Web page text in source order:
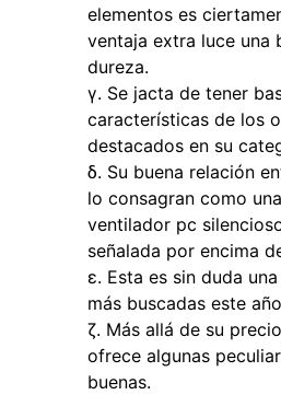
elementos es
ventaja extra luce una
dureza.
Se jacta de tener
características de los
destacados en su
Su buena relación
lo consagran como
ventilador pc
señalada por encima
Esta es sin duda
más buscadas este
Más allá de su
ofrece algunas
buenas.